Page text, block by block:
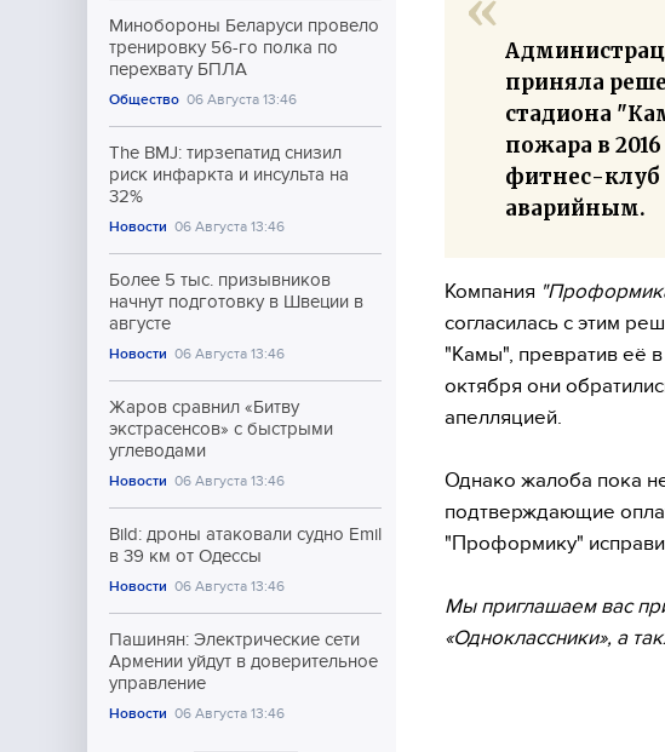
Минобороны Беларуси провело
тренировку 56-го полка по
перехвату БПЛА
Общество 06 Августа 13:46
The BMJ: тирзепатид снизил
риск инфаркта и инсульта на
32%
Новости 06 Августа 13:46
Более 5 тыс. призывников
начнут подготовку в Швеции в
августе
Новости 06 Августа 13:46
Жаров сравнил «Битву
экстрасенсов» с быстрыми
углеводами
Новости 06 Августа 13:46
Bild: дроны атаковали судно Emil
в 39 км от Одессы
Новости 06 Августа 13:46
Пашинян: Электрические сети
Армении уйдут в доверительное
управление
Новости 06 Августа 13:46
приняла
стадиона
пожара в
фитнес-клуб
аварийным.
Компания
согласилась с этим
"Камы", превратив её
октября они
апелляцией.
Однако жалоба пока не
подтверждающие
"Проформику"
Мы приглашаем вас
«Одноклассники», а